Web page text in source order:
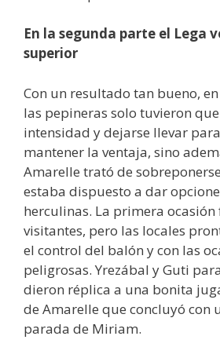
En la segunda parte el Lega
superior
Con un resultado tan bueno,
las pepineras solo tuvieron
intensidad y dejarse llevar
mantener la ventaja, sino
Amarelle trató de
estaba dispuesto a dar
herculinas. La primera ocasión
visitantes, pero las locales
el control del balón y con las
peligrosas. Yrezábal y Guti
dieron réplica a una bonita
de Amarelle que concluyó con
parada de Miriam.